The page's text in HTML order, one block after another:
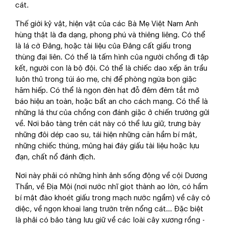
cát.
Thế giới kỷ vật, hiện vật của các Bà Mẹ Việt Nam Anh
hùng thật là đa dạng, phong phú và thiêng liêng. Có thể
là lá cờ Đảng, hoặc tài liệu của Đảng cất giấu trong
thùng đại liên. Có thể là tấm hình của người chồng đi tập
kết, người con là bộ đội. Có thể là chiếc dao xếp ăn trầu
luôn thủ trong túi áo mẹ, chị để phòng ngừa bọn giặc
hãm hiếp. Có thể là ngọn đèn hạt đỗ đêm đêm tắt mở
báo hiệu an toàn, hoặc bất an cho cách mạng. Có thể là
những lá thư của chồng con đánh giặc ở chiến trường gửi
về. Nơi bảo tàng trên cát này có thể lưu giữ, trưng bày
những đôi dép cao su, tái hiện những căn hầm bí mật,
những chiếc thúng, mủng hai đáy giấu tài liệu hoặc lựu
đạn, chất nổ đánh địch.
Nơi này phải có những hình ảnh sống động về cội Dương
Thần, về Địa Mội (nơi nước nhĩ giọt thành ao lớn, có hầm
bí mật đào khoét giấu trong mạch nước ngầm) về cây cỏ
diệc, về ngọn khoai lang trườn trên nổng cát... Đặc biệt
là phải có bảo tàng lưu giữ về các loài cây xương rồng -